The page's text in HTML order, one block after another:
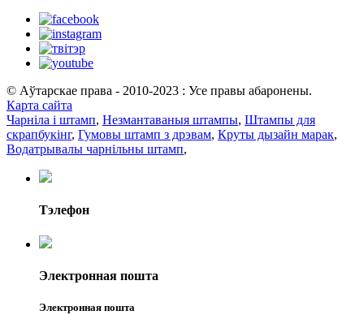
© Аўтарскае права - 2010-2023 : Усе правы абаронены.
Карта сайта
Чарніла і штамп, Незмантаваныя штампы, Штампы для
скрапбукінг, Гумовы штамп з дрэвам, Круты дызайн марак,
Водатрывалы чарнільны штамп,
Тэлефон
Электронная пошта
Электронная пошта